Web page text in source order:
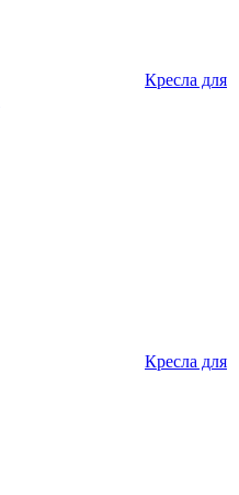
Кресла для
Кресла для